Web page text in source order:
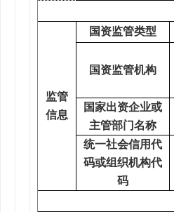
监管
信息
国资监管类型
国资监管机构
国家出资企业或
主管部门名称
统一社会信用代
码或组织机构代
码